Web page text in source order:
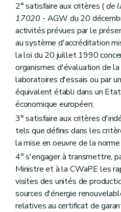
2° satisfaire aux critères (de
17020 - AGW du 20
activités prévues par le
au système d'accréditation
la loi du 20 juillet 1990
organismes d'évaluation de
laboratoires d'essais ou par
équivalent établi dans un
économique européen;
3° satisfaire aux critères
tels que définis dans les
la mise en oeuvre de la
4° s'engager à transmettre,
Ministre et à la CWaPE les
visites des unités de
sources d'énergie
relatives au certificat de